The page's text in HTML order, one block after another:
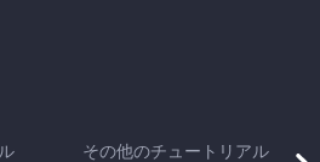
その他のチュートリアル